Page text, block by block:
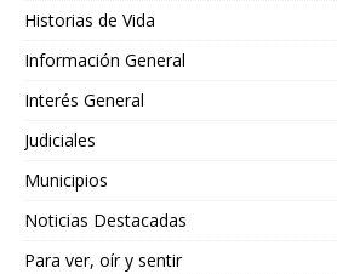
Historias de Vida
Información General
Interés General
Judiciales
Municipios
Noticias Destacadas
Para ver, oír y sentir